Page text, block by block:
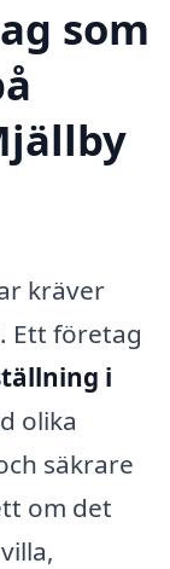
som
kräver
Ett företag
i
olika
säkrare
om det